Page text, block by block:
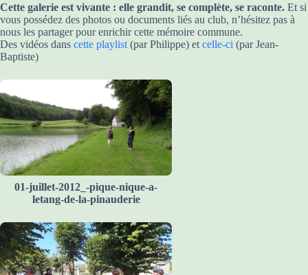
Cette galerie est vivante : elle grandit, se complète, se raconte. Et si
vous possédez des photos ou documents liés au club, n’hésitez pas à
nous les partager pour enrichir cette mémoire commune.
Des vidéos dans cette playlist (par Philippe) et celle-ci (par Jean-
Baptiste)
01-juillet-2012_-pique-nique-a-
letang-de-la-pinauderie